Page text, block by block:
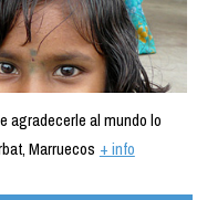
agradecerle al mundo lo
Marruecos + info